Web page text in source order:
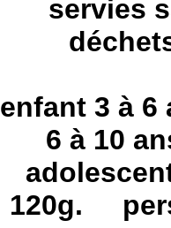
servies
enfant 3 à
6 à 10
120g.